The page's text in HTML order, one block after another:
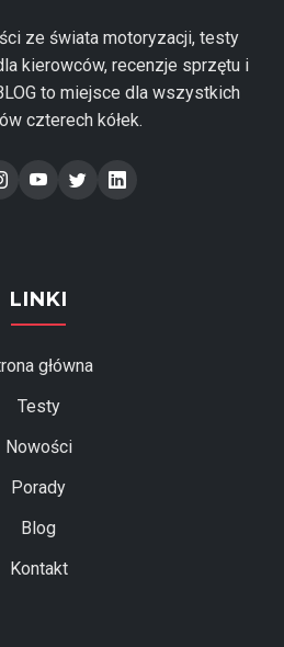
ze świata motoryzacji, testy
kierowców, recenzje sprzętu i
to miejsce dla wszystkich
czterech kółek.
LINKI
główna
Testy
Nowości
Porady
Blog
Kontakt